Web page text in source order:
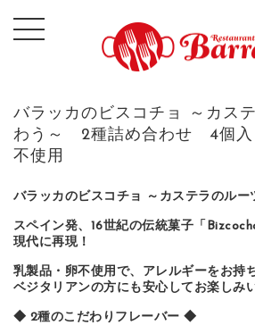
バラッカのビスコチョ ～カス
わう～ 2種詰め合わせ 4個
不使用
バラッカのビスコチョ ～カステラのルー
スペイン発、16世紀の伝統菓子「
現代に再現！
乳製品・卵不使用で、アレルギーをお持
ベジタリアンの方にも安心してお楽しみ
◆ 2種のこだわりフレーバー ◆